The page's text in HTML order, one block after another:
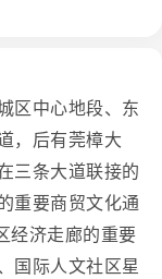
区中心地段、东
，后有莞樟大
三条大道联接的
重要商贸文化通
经济走廊的重要
国际人文社区星